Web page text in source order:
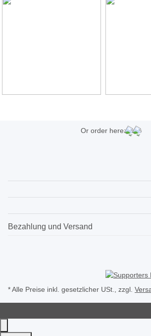
Or order here:
Bezahlung und Versand
* Alle Preise inkl. gesetzlicher USt., zzgl.